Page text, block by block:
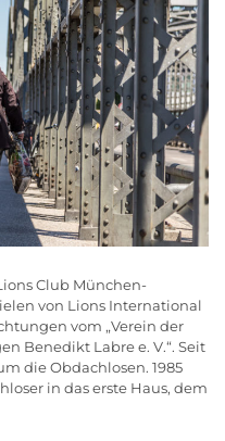
Club München-
von Lions International
vom „Verein der
Benedikt Labre e. V.“. Seit
die Obdachlosen. 1985
in das erste Haus, dem